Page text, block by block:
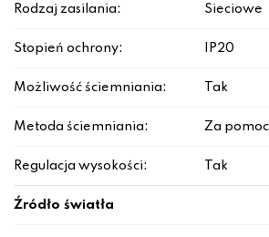
Rodzaj zasilania: Sieciowe
Stopień ochrony: IP20
Możliwość ściemniania: Tak
Metoda ściemniania: Za
Regulacja wysokości: Tak
Źródło światła